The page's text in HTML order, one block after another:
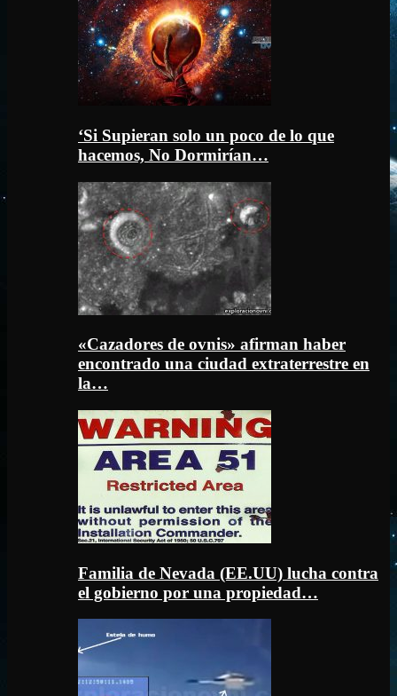
‘Si Supieran solo un poco de lo que
hacemos, No Dormirían…
«Cazadores de ovnis» afirman haber
encontrado una ciudad extraterrestre en
la…
Familia de Nevada (EE.UU) lucha contra
el gobierno por una propiedad…